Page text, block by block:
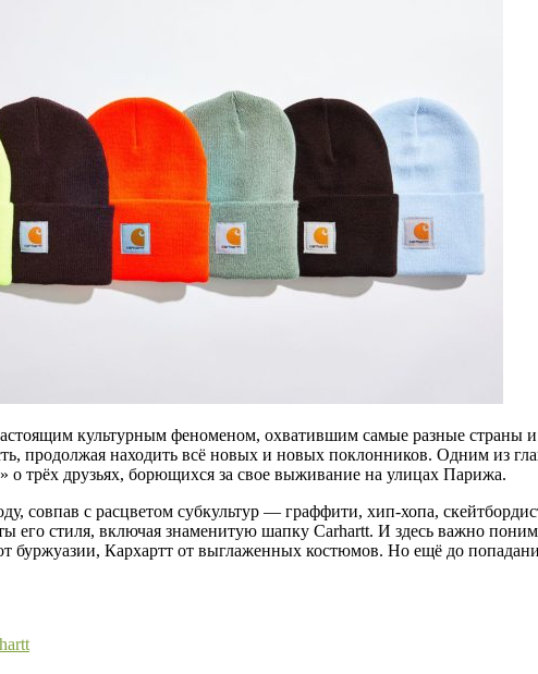
культурным феноменом, охватившим самые разные
продолжая находить всё новых и новых поклонников. Одним из
о трёх друзьях, борющихся за свое выживание на улицах Парижа.
совпав с расцветом субкультур — граффити, хип-хопа,
его стиля, включая знаменитую шапку Carhartt. И здесь важно
буржуазии, Кархартт от выглаженных костюмов. Но ещё до